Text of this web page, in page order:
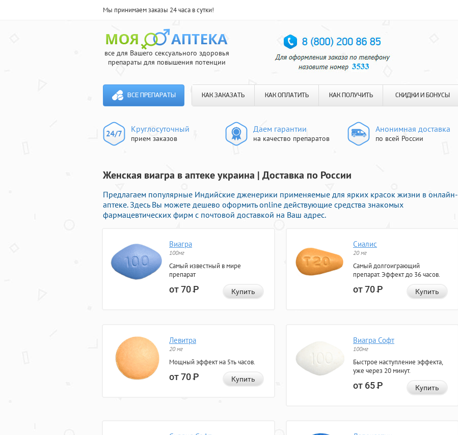
Мы принимаем заказы 24 часа в сутки!
все для Вашего сексуального здоровья
препараты для повышения потенции
ВСЕ ПРЕПАРАТЫ КАК ЗАКАЗАТЬ КАК ОПЛАТИТЬ КАК ПОЛУЧИТЬ СКИДКИ И БОНУСЫ
Круглосуточный
прием заказов
Даем гарантии
на качество препаратов
Анонимная доставка
по всей России
Женская виагра в аптеке украина | Доставка по России
Предлагаем популярные Индийские дженерики применяемые для ярких красок жизни в онлайн-
аптеке. Здесь Вы можете дешево оформить online действующие средства знакомых
фармацевтических фирм с почтовой доставкой на Ваш адрес.
Виагра
100мг
Самый известный в мире
препарат
от 70Р Купить
Сиалис
20 мг
Самый долгоиграющий
препарат. Эффект до 36 часов.
от 70Р Купить
Левитра
20 мг
Мощный эффект на 5ть часов.
от 70Р Купить
Виагра Софт
100мг
Быстрое наступление эффекта,
уже через 20 минут.
от 65Р Купить